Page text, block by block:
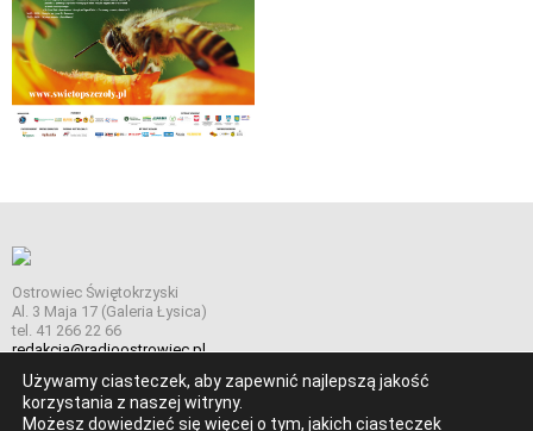
Ostrowiec Świętokrzyski
Al. 3 Maja 17 (Galeria Łysica)
tel. 41 266 22 66
redakcja@radioostrowiec.pl
Używamy ciasteczek, aby zapewnić najlepszą jakość
korzystania z naszej witryny.
Możesz dowiedzieć się więcej o tym, jakich ciasteczek